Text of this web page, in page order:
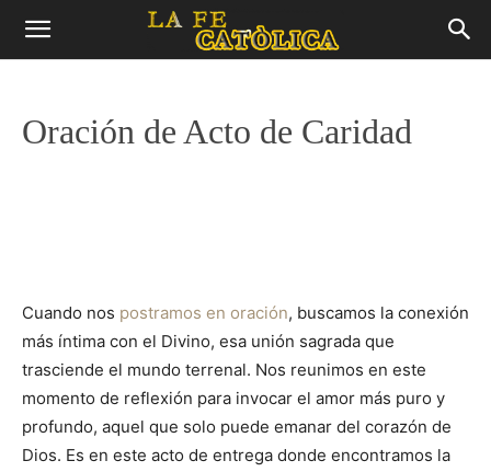
Oración de Acto de Caridad
Cuando nos postramos en oración, buscamos la conexión
más íntima con el Divino, esa unión sagrada que
trasciende el mundo terrenal. Nos reunimos en este
momento de reflexión para invocar el amor más puro y
profundo, aquel que solo puede emanar del corazón de
Dios. Es en este acto de entrega donde encontramos la